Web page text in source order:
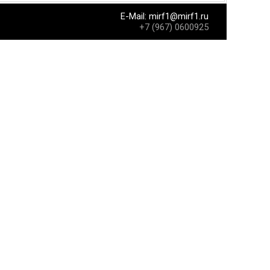
E-Mail: mirf1@mirf1.ru
+7 (967) 0600925